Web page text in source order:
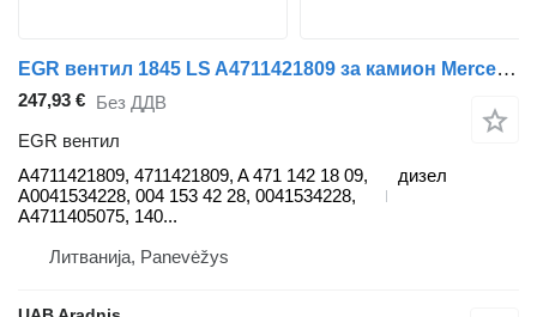
EGR вентил 1845 LS A4711421809 за камион Mercedes-Benz ACTROS MP4
247,93 € Без ДДВ
EGR вентил
A4711421809, 4711421809, A 471 142 18 09,
A0041534228, 004 153 42 28, 0041534228,
A4711405075, 140...
дизел
Литванија, Panevėžys